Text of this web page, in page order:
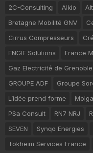
2C-Consulting Alkio
Bretagne Mobilité GNV
Cirrus Compresseurs
ENGIE Solutions
France
Gaz Electricité de Grenoble
GROUPE ADF
Groupe
L’idée prend forme
PSa Consult
RN7 NRJ
SEVEN
Synqo Energies
Tokheim Services France